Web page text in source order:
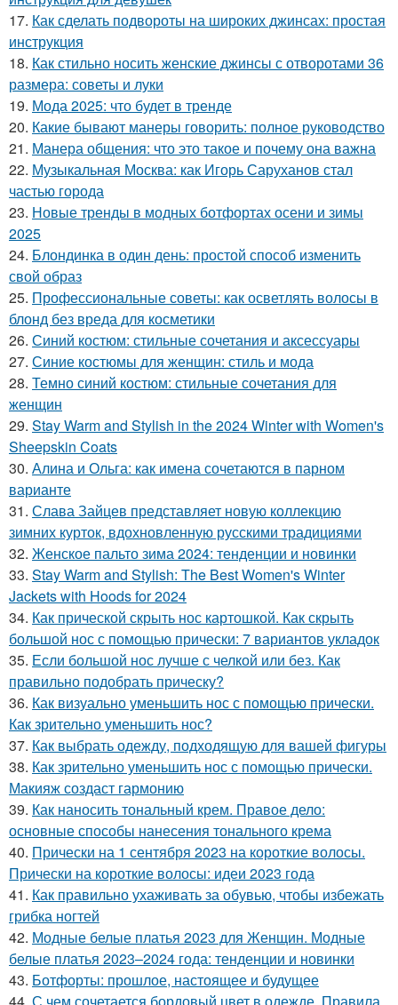
17. Как сделать подвороты на широких джинсах: простая
инструкция
18. Как стильно носить женские джинсы с отворотами 36
размера: советы и луки
19. Мода 2025: что будет в тренде
20. Какие бывают манеры говорить: полное руководство
21. Манера общения: что это такое и почему она важна
22. Музыкальная Москва: как Игорь Саруханов стал
частью города
23. Новые тренды в модных ботфортах осени и зимы
2025
24. Блондинка в один день: простой способ изменить
свой образ
25. Профессиональные советы: как осветлять волосы в
блонд без вреда для косметики
26. Синий костюм: стильные сочетания и аксессуары
27. Синие костюмы для женщин: стиль и мода
28. Темно синий костюм: стильные сочетания для
женщин
29. Stay Warm and Stylish in the 2024 Winter with Women's
Sheepskin Coats
30. Алина и Ольга: как имена сочетаются в парном
варианте
31. Слава Зайцев представляет новую коллекцию
зимних курток, вдохновленную русскими традициями
32. Женское пальто зима 2024: тенденции и новинки
33. Stay Warm and Stylish: The Best Women's Winter
Jackets with Hoods for 2024
34. Как прической скрыть нос картошкой. Как скрыть
большой нос с помощью прически: 7 вариантов укладок
35. Если большой нос лучше с челкой или без. Как
правильно подобрать прическу?
36. Как визуально уменьшить нос с помощью прически.
Как зрительно уменьшить нос?
37. Как выбрать одежду, подходящую для вашей фигуры
38. Как зрительно уменьшить нос с помощью прически.
Макияж создаст гармонию
39. Как наносить тональный крем. Правое дело:
основные способы нанесения тонального крема
40. Прически на 1 сентября 2023 на короткие волосы.
Прически на короткие волосы: идеи 2023 года
41. Как правильно ухаживать за обувью, чтобы избежать
грибка ногтей
42. Модные белые платья 2023 для Женщин. Модные
белые платья 2023–2024 года: тенденции и новинки
43. Ботфорты: прошлое, настоящее и будущее